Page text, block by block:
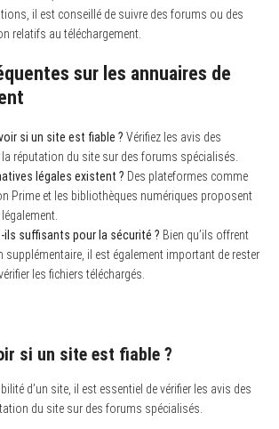
il est conseillé de suivre des forums ou des
relatifs au téléchargement.
sur les annuaires de
si un site est fiable ? Vérifiez les avis des
réputation du site sur des forums spécialisés.
légales existent ? Des plateformes comme
Prime et les bibliothèques numériques proposent
ils suffisants pour la sécurité ? Bien qu’ils offrent
supplémentaire, il est également important de rester
les fichiers téléchargés.
si un site est fiable ?
d’un site, il est essentiel de vérifier les avis des
du site sur des forums spécialisés.